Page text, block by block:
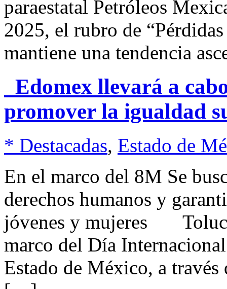
paraestatal Petróleos
2025, el rubro de
mantiene una tendencia
Edomex llevará a
promover la igualdad
* Destacadas, Estado de
En el marco del 8M Se
derechos humanos y
jóvenes y mujeres
marco del Día
Estado de México, a través